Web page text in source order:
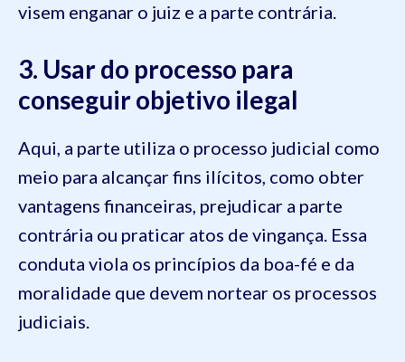
visem enganar o juiz e a parte contrária.
3. Usar do processo para
conseguir objetivo ilegal
Aqui, a parte utiliza o processo judicial como
meio para alcançar fins ilícitos, como obter
vantagens financeiras, prejudicar a parte
contrária ou praticar atos de vingança. Essa
conduta viola os princípios da boa-fé e da
moralidade que devem nortear os processos
judiciais.